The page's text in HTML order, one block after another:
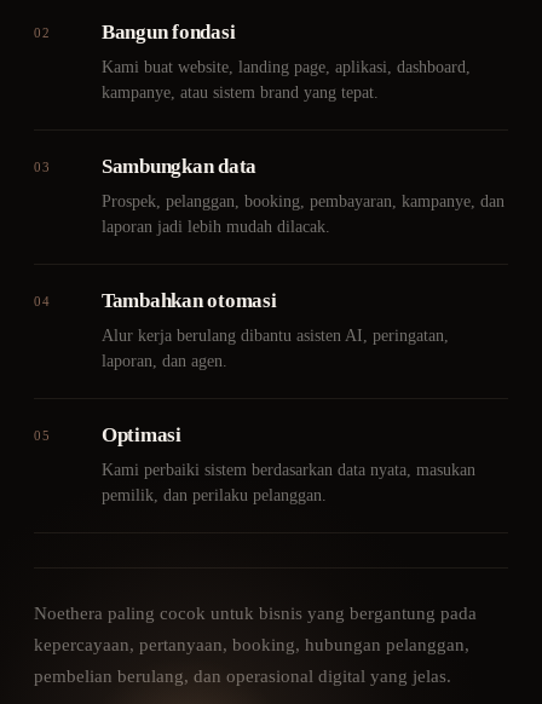
02 Bangun fondasi
Kami buat website, landing page, aplikasi, dashboard,
kampanye, atau sistem brand yang tepat.
03 Sambungkan data
Prospek, pelanggan, booking, pembayaran, kampanye, dan
laporan jadi lebih mudah dilacak.
04 Tambahkan otomasi
Alur kerja berulang dibantu asisten AI, peringatan,
laporan, dan agen.
05 Optimasi
Kami perbaiki sistem berdasarkan data nyata, masukan
pemilik, dan perilaku pelanggan.
Noethera paling cocok untuk bisnis yang bergantung pada
kepercayaan, pertanyaan, booking, hubungan pelanggan,
pembelian berulang, dan operasional digital yang jelas.